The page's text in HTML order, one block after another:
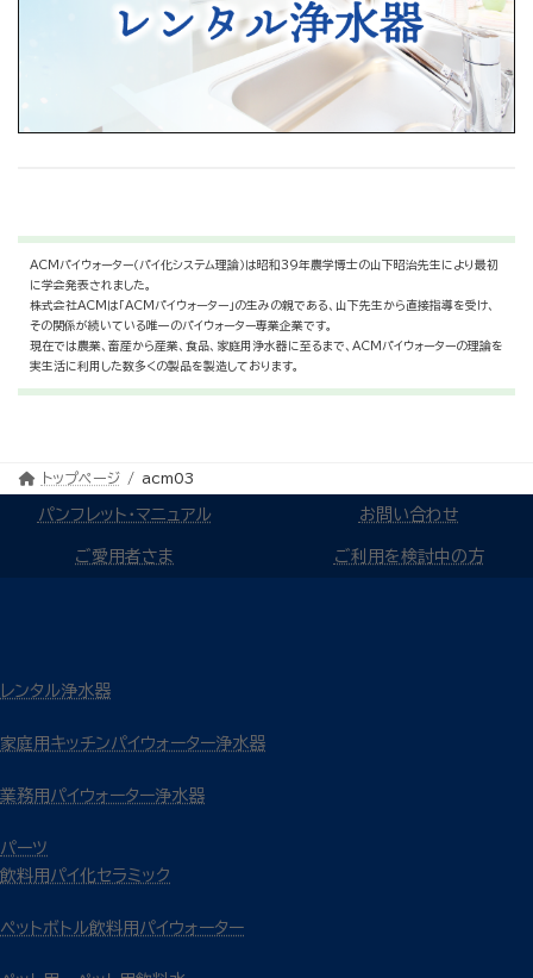
ACMパイウォーター（パイ化システム理論）は昭和39年農学博士の山下昭治先生により最初
に学会発表されました。
株式会社ACMは「ACMパイウォーター」の生みの親である、山下先生から直接指導を受け、
その関係が続いている唯一のパイウォーター専業企業です。
現在では農業、畜産から産業、食品、家庭用浄水器に至るまで、ACMパイウォーターの理論を
実生活に利用した数多くの製品を製造しております。
トップページ acm03
パンフレット・マニュアル お問い合わせ
ご愛用者さま ご利用を検討中の方
レンタル浄水器
家庭用キッチンパイウォーター浄水器
業務用パイウォーター浄水器
パーツ
飲料用パイ化セラミック
ペットボトル飲料用パイウォーター